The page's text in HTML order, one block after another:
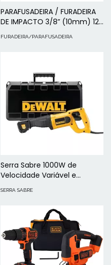
PARAFUSADEIRA / FURADEIRA
DE IMPACTO 3/8” (10mm) 12V
FURADEIRA/PARAFUSADEIRA
Serra Sabre 1000W de
Velocidade Variável e
SERRA SABRE